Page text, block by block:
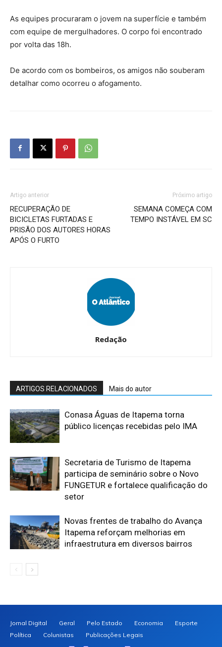
As equipes procuraram o jovem na superfície e também
com equipe de mergulhadores. O corpo foi encontrado
por volta das 18h.
De acordo com os bombeiros, os amigos não souberam
detalhar como ocorreu o afogamento.
Artigo anterior
RECUPERAÇÃO DE
BICICLETAS FURTADAS E
PRISÃO DOS AUTORES HORAS
APÓS O FURTO
Próximo artigo
SEMANA COMEÇA COM
TEMPO INSTÁVEL EM SC
Redação
ARTIGOS RELACIONADOS Mais do autor
Conasa Águas de Itapema torna
público licenças recebidas pelo IMA
Secretaria de Turismo de Itapema
participa de seminário sobre o Novo
FUNGETUR e fortalece qualificação do
setor
Novas frentes de trabalho do Avança
Itapema reforçam melhorias em
infraestrutura em diversos bairros
Jornal Digital Geral Pelo Estado Economia
Esporte
Política
Colunistas Publicações Legais